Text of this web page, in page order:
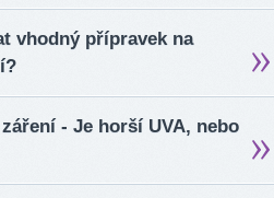
vhodný přípravek na
- Je horší UVA, nebo